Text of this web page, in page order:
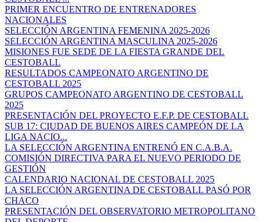
PRIMER ENCUENTRO DE ENTRENADORES
NACIONALES
SELECCIÓN ARGENTINA FEMENINA 2025-2026
SELECCIÓN ARGENTINA MASCULINA 2025-2026
MISIONES FUE SEDE DE LA FIESTA GRANDE DEL
CESTOBALL
RESULTADOS CAMPEONATO ARGENTINO DE
CESTOBALL 2025
GRUPOS CAMPEONATO ARGENTINO DE CESTOBALL
2025
PRESENTACIÓN DEL PROYECTO E.F.P. DE CESTOBALL
SUB 17: CIUDAD DE BUENOS AIRES CAMPEÓN DE LA
LIGA NACIO...
LA SELECCIÓN ARGENTINA ENTRENÓ EN C.A.B.A.
COMISIÓN DIRECTIVA PARA EL NUEVO PERIODO DE
GESTIÓN
CALENDARIO NACIONAL DE CESTOBALL 2025
LA SELECCIÓN ARGENTINA DE CESTOBALL PASÓ POR
CHACO
PRESENTACIÓN DEL OBSERVATORIO METROPOLITANO